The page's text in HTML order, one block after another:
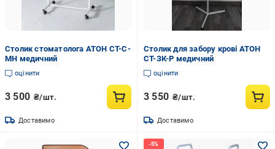
Столик стоматолога АТОН СТ-С-
МН медичний
оцінити
3 500 ₴/шт.
Доставимо
Столик для забору крові АТОН
СТ-ЗК-Р медичний
оцінити
3 550 ₴/шт.
Доставимо